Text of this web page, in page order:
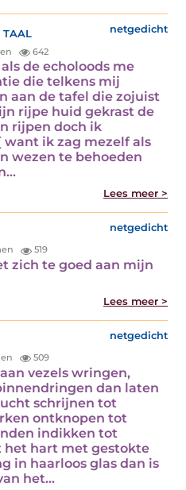
taal netgedicht
642
de echoloods me
die telkens mij
aan de tafel die zojuist
rijpe huid gekrast de
rijpen doch ik
ik zag mezelf als
wezen te behoeden
Lees meer >
netgedicht
519
zich te goed aan mijn
Lees meer >
netgedicht
509
vezels wringen,
dan laten
schrijnen tot
ontknopen tot
indikken tot
hart met gestokte
in haarloos glas dan is
het…